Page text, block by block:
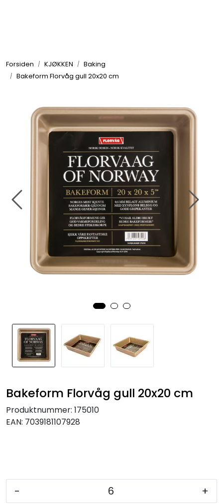
Forsiden KJØKKEN
Baking
Bakeform Florvåg gull 20x20 cm
Bakeform Florvåg gull 20x20 cm
Produktnummer: 175010
EAN: 7039181107928
- +
UTEMILJØ
VERKTØY
TEKSTIL
MØBLER
JUL